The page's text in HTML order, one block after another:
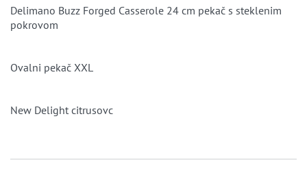
Delimano Buzz Forged Casserole 24 cm pekač s steklenim
pokrovom
Ovalni pekač XXL
New Delight citrusovc